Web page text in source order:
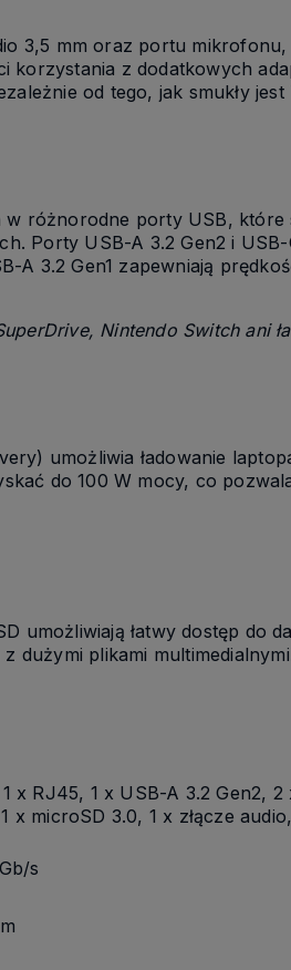
3,5 mm oraz portu
korzystania z dodatkowych
od tego, jak smukły
różnorodne porty USB, które
Porty USB-A 3.2 Gen2 i
A 3.2 Gen1 zapewniają
Nintendo Switch ani
umożliwia ładowanie
do 100 W mocy, co
umożliwiają łatwy dostęp do
dużymi plikami
x RJ45, 1 x USB-A 3.2 Gen2, 2
x microSD 3.0, 1 x złącze
s